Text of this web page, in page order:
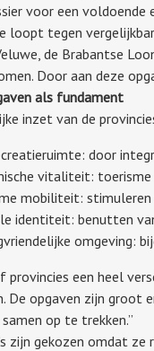
voor een
loopt tegen
de Brabantse
Door aan deze
als fundament
inzet van de
door
vitaliteit:
mobiliteit: stimuleren
identiteit: benutten
omgeving:
een heel
De opgaven zijn groot
op te trekken.”
zijn gekozen omdat